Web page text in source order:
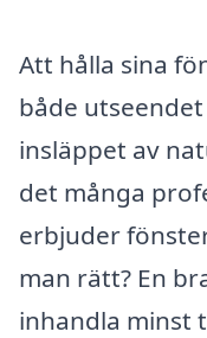
Att hålla sina
både
insläppet av
det många
erbjuder
man rätt? En
inhandla minst